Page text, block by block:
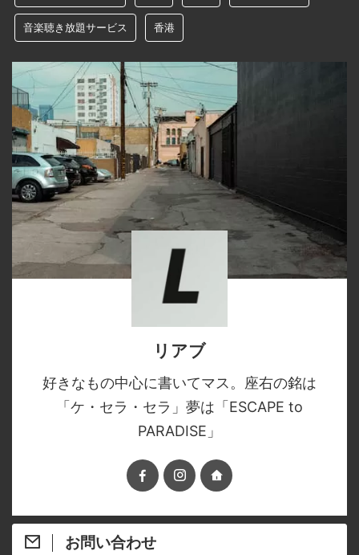
音楽聴き放題サービス 香港
リアブ
好きなもの中心に書いてマス。座右の銘は
「ケ・セラ・セラ」夢は「ESCAPE to
PARADISE」
お問い合わせ